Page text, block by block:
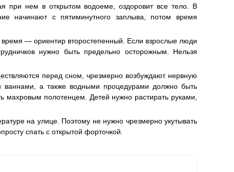
при нем в открытом водоеме, оздоровит все тело. В
начинают с пятиминутного заплыва, потом время
— ориентир второстепенный. Если взрослые люди
нужно быть предельно осторожным. Нельзя
перед сном, чрезмерно возбуждают нервную
ваннами, а также водными процедурами должно быть
махровым полотенцем. Детей нужно растирать руками,
на улице. Поэтому не нужно чрезмерно укутывать
спать с открытой форточкой.